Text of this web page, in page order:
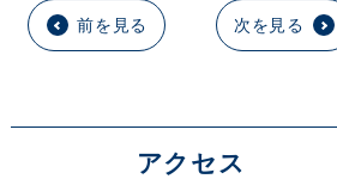
前を見る 次を見る
アクセス